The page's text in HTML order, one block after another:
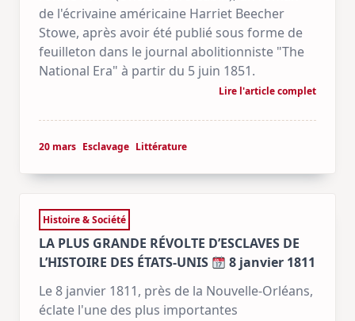
de l'écrivaine américaine Harriet Beecher
Stowe, après avoir été publié sous forme de
feuilleton dans le journal abolitionniste "The
National Era" à partir du 5 juin 1851.
Lire l'article complet
20 mars Esclavage Littérature
Histoire & Société
LA PLUS GRANDE RÉVOLTE D’ESCLAVES DE
L’HISTOIRE DES ÉTATS-UNIS
8 janvier 1811
Le 8 janvier 1811, près de la Nouvelle-Orléans,
éclate l'une des plus importantes